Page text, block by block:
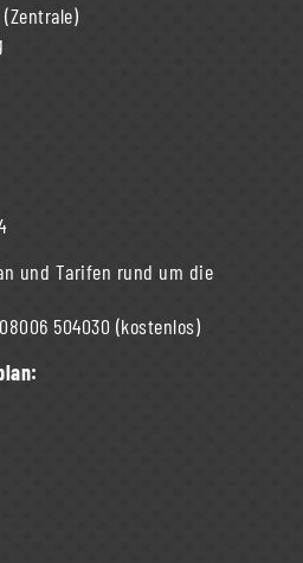
(Zentrale)
und Tarifen rund um die
08006 504030 (kostenlos)